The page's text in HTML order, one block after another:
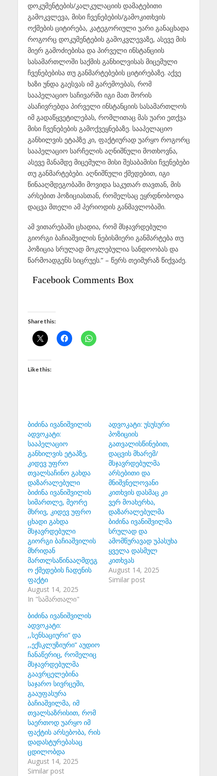
დოკუმენტების/კალკულაციის დამატებითი
გამოკვლევა, მისი ჩვენებების/გამოკითხვის
ოქმების ციტირება, კატეგორიული უარი განაცხადა
როგორც დოკუმენტების გამოკვლევაზე, ასევე მის
მიერ გამოძიებისა და პირველი ინსტანციის
სასამართლოში საქმის განხილვისას მიცემული
ჩვენებებისა თუ განმარტებების ციტირებაზე. აქვე
ხაზი უნდა გაესვას იმ გარემოებას, რომ
სააპელაციო საჩივარში იგი მათ შორის
ასაჩივრებდა პირველი ინსტანციის სასამართლოს
იმ გადაწყვეტილებას, რომლითაც მას უარი ეთქვა
მისი ჩვენებების გამოქვეყნებაზე. სააპელაციო
განხილვის ეტაპზე კი, ფაქტიურად უარყო როგორც
სააპელაციო სარჩელის აღნიშნული მოთხოვნა,
ასევე მანამდე მიცემული მისი შესაბამისი ჩვენებები
თუ განმარტებები. აღნიშნული ქმედებით, იგი
წინააღმდეგობაში მოვიდა საკუთარ თავთან, მის
არსებით პოზიციასთან, რომელსაც ეყრდნობოდა
დაცვა მთელი ამ პერიოდის განმავლობაში.
ამ ვითარებაში ცხადია, რომ მსჯავრდებული
გიორგი ბაჩიაშვილის ნებისმიერი განმარტება თუ
პოზიცია სრულად მოკლებულია სანდოობას და
წარმოადგენს სიცრუეს.“ – წერს თეიმურაზ წიქვაძე.
Facebook Comments Box
Share this:
Like this:
ბიძინა ივანიშვილის
ადვოკატი:
სააპელაციო
განხილვის ეტაპზე,
კიდევ უფრო
თვალსაჩინო გახდა
დაზარალებული
ბიძინა ივანიშვილის
სიმართლე, მეორე
მხრივ, კიდევ უფრო
ცხადი გახდა
მსჯავრდებული
გიორგი ბაჩიაშვილის
მხრიდან
მართლსაწინააღმდეგ
ო ქმედების ჩადენის
ფაქტი
August 14, 2025
In "სამართალი"
ადვოკატი: უსუსური
პოზიციის
გათვალისწინებით,
დაცვის მხარემ/
მსჯავრდებულმა
არსებითი და
მნიშვნელოვანი
კითხვის დასმაც კი
ვერ მოახერხა,
დაზარალებულმა
ბიძინა ივანიშვილმა
სრულად და
ამომწურავად უპასუხა
ყველა დასმულ
კითხვას
August 14, 2025
Similar post
ბიძინა ივანიშვილის
ადვოკატი:
,,სენსაციური“ და
,,ექსკლუზიური“ აუდიო
ჩანაწერიც, რომელიც
მსჯავრდებულმა
გაავრცელებინა
საჯარო სივრცეში,
გააუფასურა
ბაჩიაშვილმა, იმ
თვალსაზრისით, რომ
საერთოდ უარყო იმ
ფაქტის არსებობა, რის
დადასტურებასაც
ცდილობდა
August 14, 2025
Similar post